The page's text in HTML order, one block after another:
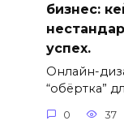
бизнес:
успех.
Онлайн-
“обёртка”
0 37